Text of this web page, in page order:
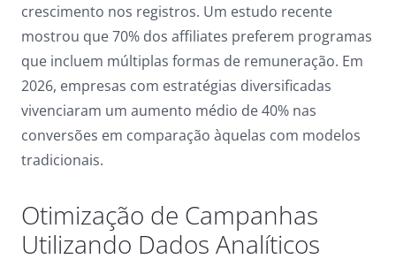
crescimento nos registros. Um estudo recente
mostrou que 70% dos affiliates preferem programas
que incluem múltiplas formas de remuneração. Em
2026, empresas com estratégias diversificadas
vivenciaram um aumento médio de 40% nas
conversões em comparação àquelas com modelos
tradicionais.
Otimização de Campanhas
Utilizando Dados Analíticos